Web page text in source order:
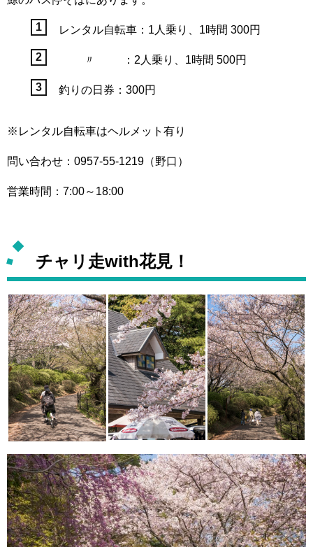
レンタル自転車：1人乗り、1時間 300円
〃 ：2人乗り、1時間 500円
釣りの日券：300円
※レンタル自転車はヘルメット有り
問い合わせ：0957-55-1219（野口）
営業時間：7:00～18:00
チャリ走with花見！